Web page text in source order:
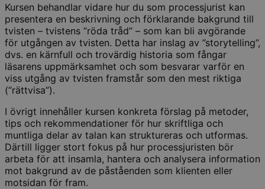
Kursen behandlar vidare hur du som processjurist kan
presentera en beskrivning och förklarande bakgrund till
tvisten – tvistens ”röda tråd” – som kan bli avgörande
för utgången av tvisten. Detta har inslag av ”storytelling”,
dvs. en kärnfull och trovärdig historia som fångar
läsarens uppmärksamhet och som besvarar varför en
viss utgång av tvisten framstår som den mest riktiga
(”rättvisa”).
I övrigt innehåller kursen konkreta förslag på metoder,
tips och rekommendationer för hur skriftliga och
muntliga delar av talan kan struktureras och utformas.
Därtill ligger stort fokus på hur processjuristen bör
arbeta för att insamla, hantera och analysera information
mot bakgrund av de påståenden som klienten eller
motsidan för fram.